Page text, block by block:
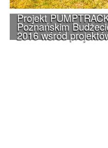
Projekt
Poznańskim
2016 wśród